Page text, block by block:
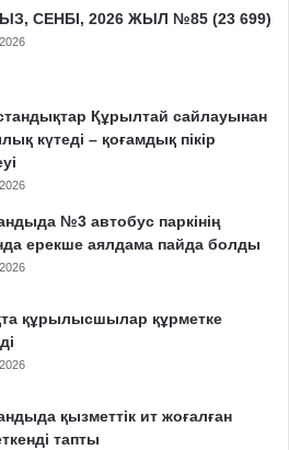
СЕНБІ, 2026 ЖЫЛ №85 (23 699)
Құрылтай сайлауынан
күтеді – қоғамдық пікір
№3 автобус паркінің
ерекше аялдама пайда болды
құрылысшылар құрметке
қызметтік ит жоғалған
тапты